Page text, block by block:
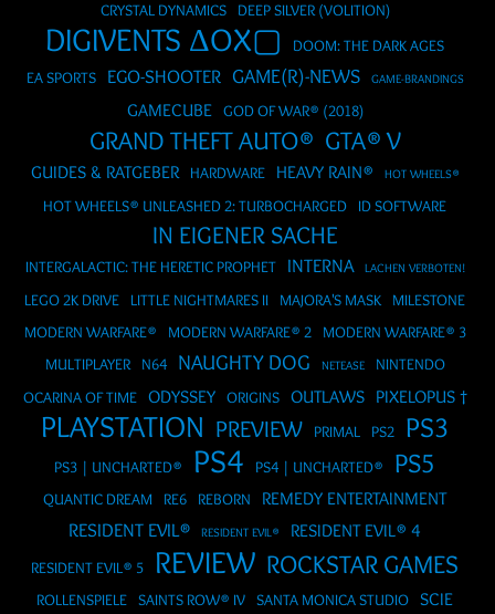
CRYSTAL DYNAMICS
DEEP SILVER (VOLITION)
DIGIVENTS ΔOX▢
DOOM: THE DARK AGES
EA SPORTS
EGO-SHOOTER GAME(R)-NEWS GAME-BRANDINGS
GAMECUBE GOD OF WAR® (2018)
GRAND THEFT AUTO® GTA® V
GUIDES & RATGEBER HARDWARE HEAVY RAIN® HOT WHEELS®
HOT WHEELS® UNLEASHED 2: TURBOCHARGED ID SOFTWARE
IN EIGENER SACHE
INTERGALACTIC: THE HERETIC PROPHET INTERNA LACHEN VERBOTEN!
LEGO 2K DRIVE LITTLE NIGHTMARES II MAJORA'S MASK
MILESTONE
MODERN WARFARE®
MODERN WARFARE® 2
MODERN WARFARE® 3
MULTIPLAYER
N64 NAUGHTY DOG NETEASE
NINTENDO
OCARINA OF TIME
ODYSSEY ORIGINS OUTLAWS PIXELOPUS †
PLAYSTATION PREVIEW PRIMAL PS2 PS3
PS3 | UNCHARTED® PS4 PS4 | UNCHARTED® PS5
QUANTIC DREAM RE6 REBORN REMEDY ENTERTAINMENT
RESIDENT EVIL® RESIDENT EVIL® RESIDENT EVIL® 4
RESIDENT EVIL® 5 REVIEW ROCKSTAR GAMES
ROLLENSPIELE SAINTS ROW® IV SANTA MONICA STUDIO SCIE